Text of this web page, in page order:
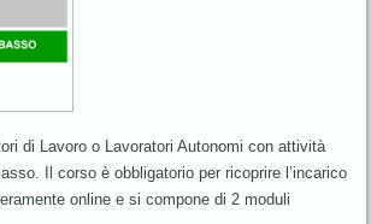
di Lavoro o Lavoratori Autonomi con attività
Il corso è obbligatorio per ricoprire l’incarico
online e si compone di 2 moduli